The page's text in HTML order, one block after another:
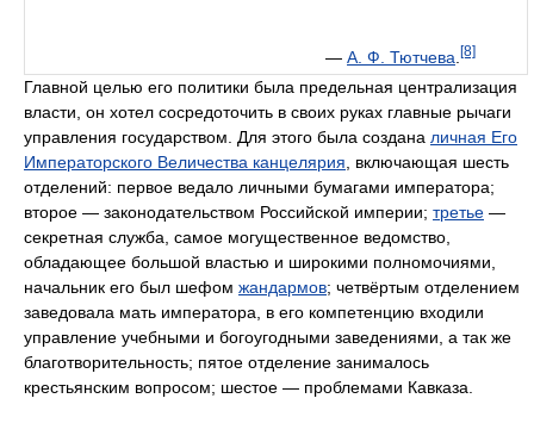
— А. Ф. Тютчева [8]
Главной целью его политики была предельная централизация
власти, он хотел сосредоточить в своих руках главные рычаги
управления государством. Для этого была создана личная Его
Императорского Величества канцелярия , включающая шесть
отделений: первое ведало личными бумагами императора;
второе — законодательством Российской империи; третье —
секретная служба, самое могущественное ведомство,
обладающее большой властью и широкими полномочиями,
начальник его был шефом жандармов; четвёртым отделением
заведовала мать императора, в его компетенцию входили
управление учебными и богоугодными заведениями, а так же
благотворительность; пятое отделение занималось
крестьянским вопросом; шестое — проблемами Кавказа.